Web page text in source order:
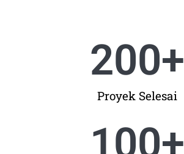
Proyek Selesai
200+
100+